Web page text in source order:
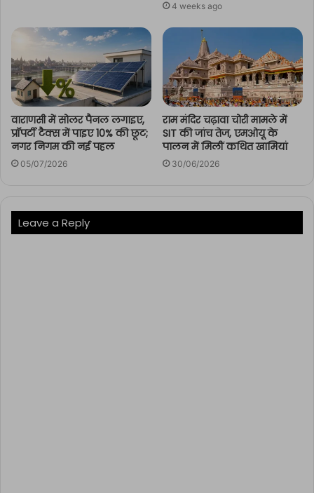
4 weeks ago
वाराणसी में सोलर पैनल लगाइए,
प्रॉपर्टी टैक्स में पाइए 10% की छूट;
नगर निगम की नई पहल
05/07/2026
राम मंदिर चढ़ावा चोरी मामले में
SIT की जांच तेज, एमओयू के
पालन में मिलीं कथित खामियां
30/06/2026
Leave a Reply